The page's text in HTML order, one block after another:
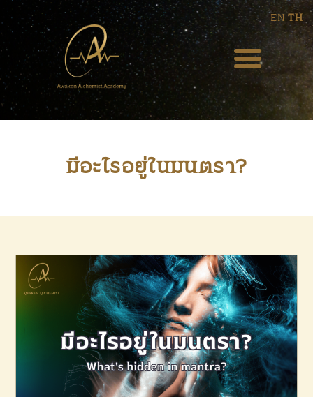
มีอะไรอยู่ในมนตรา?
HOME
BLOG
COURSES
SERVICES
PRODUCTS
CONTACT US
EN TH